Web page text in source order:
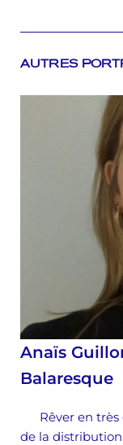
AUTRES
Anaïs
Balaresque
Rêver en très
de la